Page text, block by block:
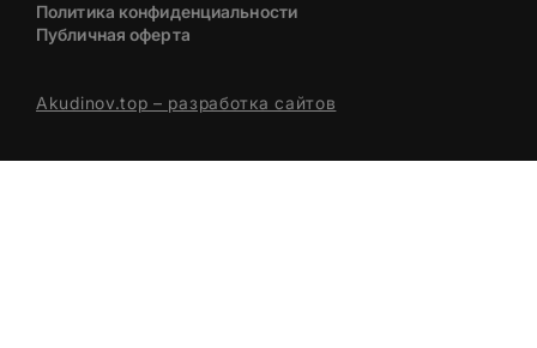
Политика конфиденциальности
Публичная оферта
Akudinov.top – разработка сайтов